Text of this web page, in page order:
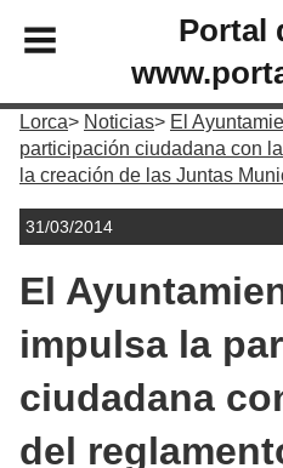
Portal
Lorca Noticias
El
participación ciudadana con
la creación de las Juntas
31/03/2014
El
impulsa la
ciudadana
del